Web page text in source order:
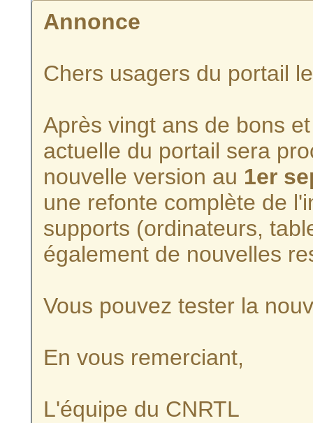
Annonce
Chers usagers du portail
Après vingt ans de bons
actuelle du portail sera
nouvelle version au 1er
une refonte complète de
supports (ordinateurs,
également de nouvelles
Vous pouvez tester la
En vous remerciant,
L'équipe du CNRTL